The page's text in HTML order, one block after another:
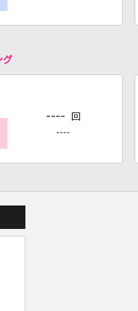
グ
---- 回
----